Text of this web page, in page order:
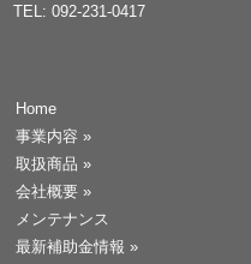
TEL: 092-231-0417
Home
事業内容 »
取扱商品 »
会社概要 »
メンテナンス
最新補助金情報 »